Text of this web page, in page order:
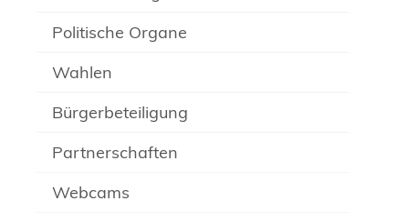
Politische Organe
Wahlen
Bürgerbeteiligung
Partnerschaften
Webcams